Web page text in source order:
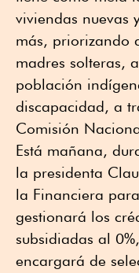
viviendas nuevas
más, priorizando
madres solteras,
población
discapacidad, a
Comisión
Está mañana,
la presidenta
la Financiera
gestionará los
subsidiadas al
encargará de